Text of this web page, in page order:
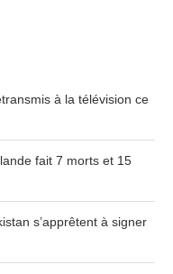
à la télévision ce
fait 7 morts et 15
s’apprêtent à signer